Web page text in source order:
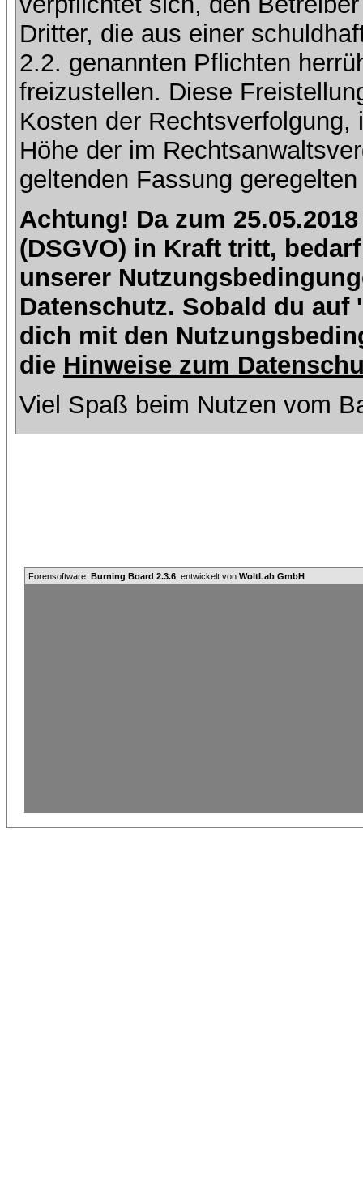
Dritter, die aus einer
2.2. genannten Pflichten
freizustellen. Diese
Kosten der
Höhe der im
geltenden Fassung
Achtung! Da zum
(DSGVO) in Kraft tritt,
unserer
Datenschutz. Sobald du
dich mit den
die Hinweise zum
Viel Spaß beim Nutzen vom
Forensoftware: Burning Board 2.3.6 , entwickelt von WoltLab GmbH